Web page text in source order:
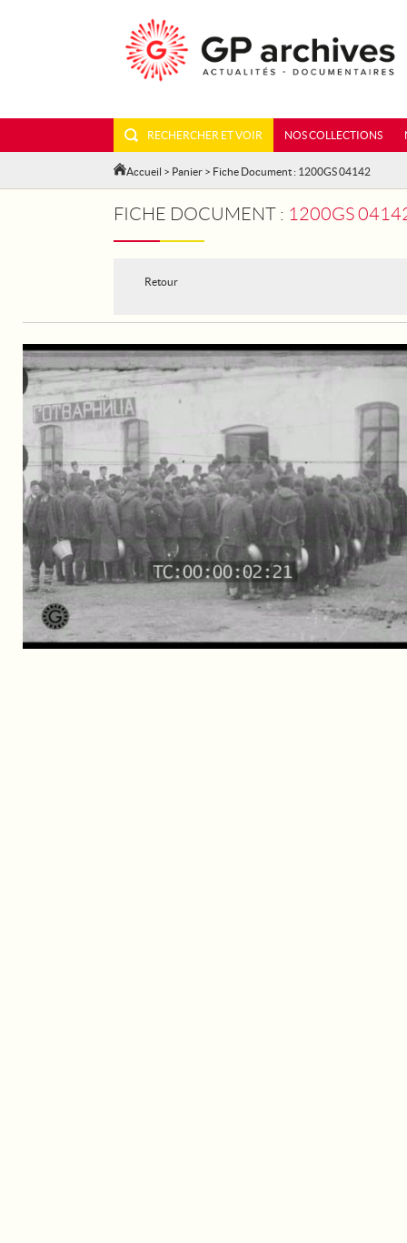
RECHERCHER ET VOIR NOS COLLECTIONS
Accueil > Panier > Fiche Document : 1200GS 04142
FICHE DOCUMENT : 1200GS 04142 -
Retour